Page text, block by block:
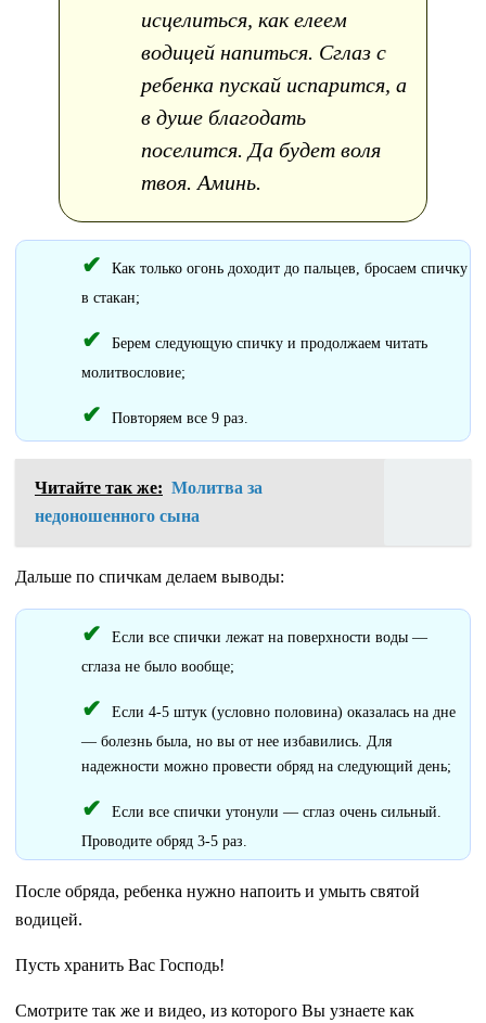
исцелиться, как елеем
водицей напиться. Сглаз с
ребенка пускай испарится, а
в душе благодать
поселится. Да будет воля
твоя. Аминь.
Как только огонь доходит до пальцев, бросаем спичку
в стакан;
Берем следующую спичку и продолжаем читать
молитвословие;
Повторяем все 9 раз.
Читайте так же: Молитва за
недоношенного сына
Дальше по спичкам делаем выводы:
Если все спички лежат на поверхности воды —
сглаза не было вообще;
Если 4-5 штук (условно половина) оказалась на дне
— болезнь была, но вы от нее избавились. Для
надежности можно провести обряд на следующий день;
Если все спички утонули — сглаз очень сильный.
Проводите обряд 3-5 раз.
После обряда, ребенка нужно напоить и умыть святой
водицей.
Пусть хранить Вас Господь!
Смотрите так же и видео, из которого Вы узнаете как